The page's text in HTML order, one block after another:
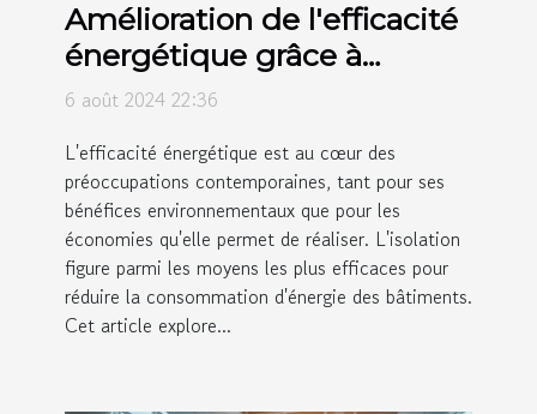
Amélioration de l'efficacité
énergétique grâce à
l'isolation par mousse
6 août 2024 22:36
L'efficacité énergétique est au cœur des
préoccupations contemporaines, tant pour ses
bénéfices environnementaux que pour les
économies qu'elle permet de réaliser. L'isolation
figure parmi les moyens les plus efficaces pour
réduire la consommation d'énergie des bâtiments.
Cet article explore...